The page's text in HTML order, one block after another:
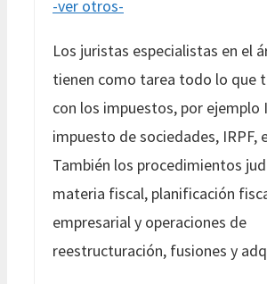
-ver otros-
Los juristas especialistas en el
tienen como tarea todo lo que
con los impuestos, por ejemplo
impuesto de sociedades, IRPF,
También los procedimientos
materia fiscal, planificación
empresarial y operaciones de
reestructuración, fusiones y